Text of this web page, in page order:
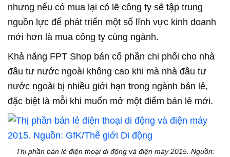
nhưng nếu có mua lại có lẽ công ty sẽ tập trung
nguồn lực để phát triển một số lĩnh vực kinh doanh
mới hơn là mua công ty cùng ngành.
Khả năng FPT Shop bán cổ phần chi phối cho nhà
đầu tư nước ngoài không cao khi mà nhà đầu tư
nước ngoài bị nhiều giới hạn trong ngành bán lẻ,
đặc biệt là mỗi khi muốn mở một điểm bán lẻ mới.
Thị phần bán lẻ điện thoại di động và điện máy 2015. Nguồn: